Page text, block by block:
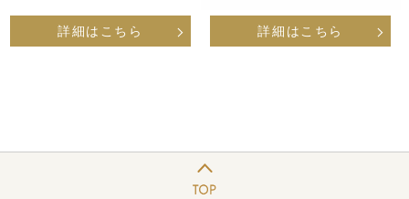
詳細はこちら 詳細はこちら